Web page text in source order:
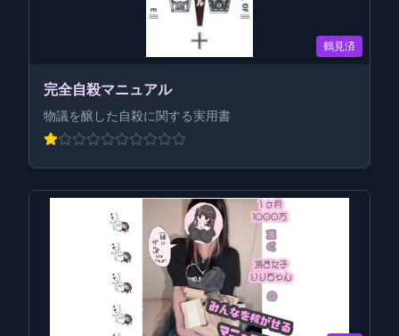
鶴見済
完全自殺マニュアル
物議を醸した自殺に関する実用書